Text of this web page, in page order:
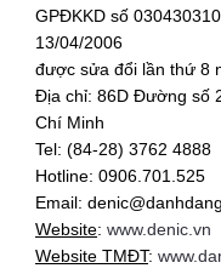
GPĐKKD số
13/04/2006
được sửa đổi lần thứ 8
Địa chỉ: 86D Đường số
Chí Minh
Tel: (84-28) 3762
Hotline: 0906.701.525
Email:
Website: www.denic.vn
Website TMĐT: